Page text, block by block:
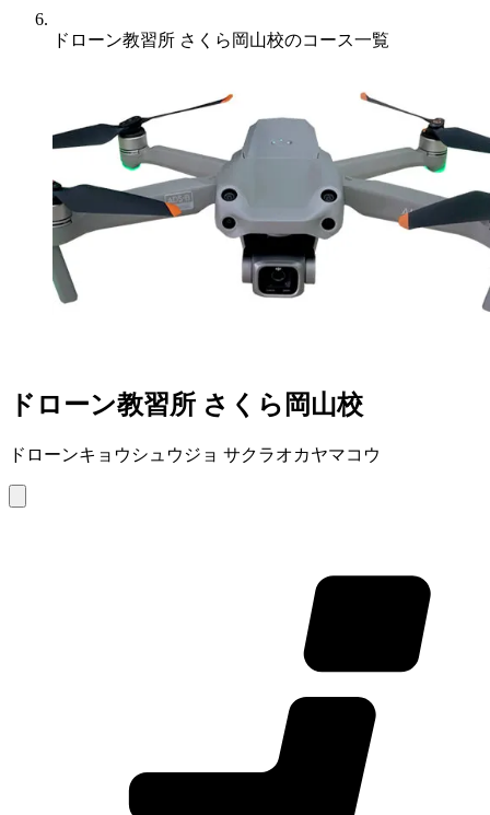
ドローン教習所 さくら岡山校のコース一覧
ドローン教習所 さくら岡山校
ドローンキョウシュウジョ サクラオカヤマコウ